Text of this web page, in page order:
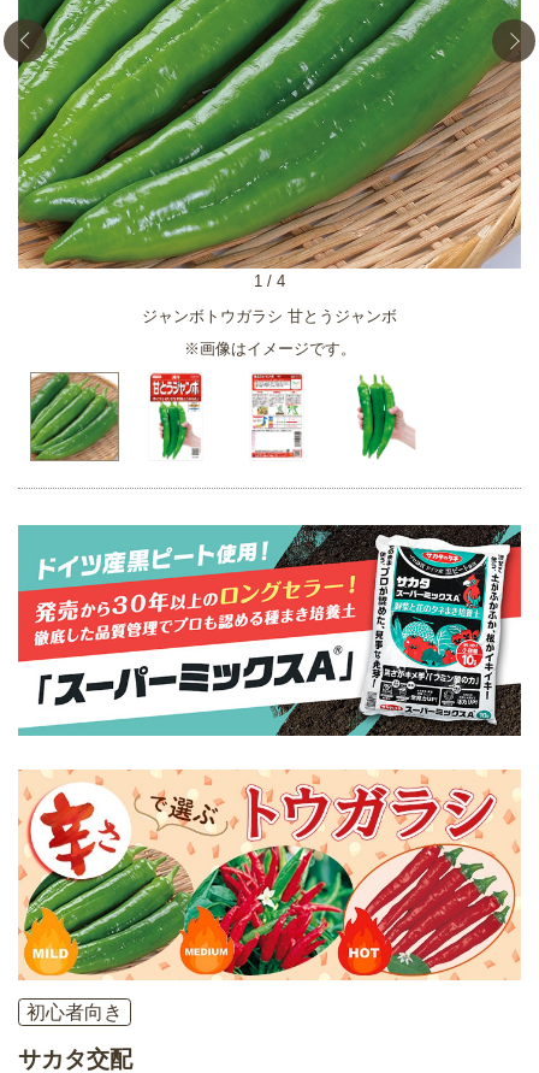
ジャンボトウガラシ 甘とうジャンボ
※画像はイメージです。
1 / 4
初心者向き
サカタ交配